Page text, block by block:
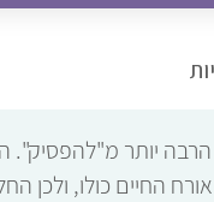
הרבה יותר
החיים כולו, ולכן